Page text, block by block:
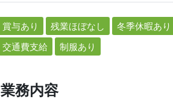
賞与あり 残業ほぼなし 冬季休暇あり
交通費支給
制服あり
業務内容